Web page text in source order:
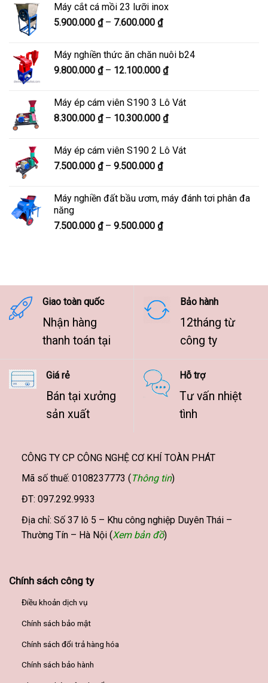
6.300.000 ₫
đến
Máy cắt cá mồi 23 lưỡi inox
5.900.000 ₫ – 7.600.000 ₫Khoảng
5.900.000 ₫
đến
Máy nghiền thức ăn chăn nuôi b24
9.800.000 ₫ – 12.100.000 ₫Khoảng
9.800.000 ₫
đến
Máy ép cám viên S190 3 Lô Vát
8.300.000 ₫ – 10.300.000 ₫Khoảng
8.300.000 ₫
Máy ép cám viên S190 2 Lô Vát
7.500.000 ₫ – 9.500.000 ₫Khoảng
7.500.000 ₫
9.500.000 ₫
Máy nghiền đất bầu ươm, máy đánh tơi phân đa
năng
7.500.000 ₫ – 9.500.000 ₫Khoảng
9.500.000 ₫
Giao toàn quốc
Nhận hàng
thanh toán tại
Bảo hành
12tháng từ
công ty
Giá rẻ
Bán tại xưởng
sản xuất
Hỗ trợ
Tư vấn nhiệt
tình
CÔNG TY CP CÔNG NGHỆ CƠ KHÍ TOÀN PHÁT
Mã số thuế: 0108237773 ( Thông tin)
ĐT: 097.292.9933
Địa chỉ: Số 37 lô 5 – Khu công nghiệp Duyên Thái –
Thường Tín – Hà Nội (Xem bản đồ)
Chính sách công ty
Điều khoản dịch vụ
Chính sách bảo mật
Chính sách đổi trả hàng hóa
Chính sách bảo hành